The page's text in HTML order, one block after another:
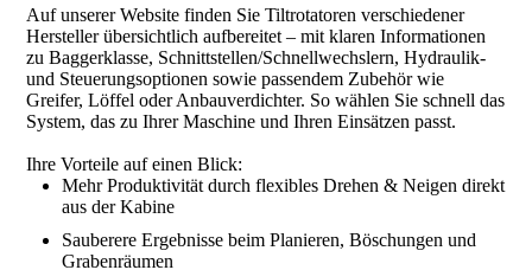
Auf unserer Website finden Sie Tiltrotatoren verschiedener
Hersteller übersichtlich aufbereitet – mit klaren Informationen
zu Baggerklasse, Schnittstellen/Schnellwechslern, Hydraulik-
und Steuerungsoptionen sowie passendem Zubehör wie
Greifer, Löffel oder Anbauverdichter. So wählen Sie schnell das
System, das zu Ihrer Maschine und Ihren Einsätzen passt.
Ihre Vorteile auf einen Blick:
Mehr Produktivität durch flexibles Drehen & Neigen direkt
aus der Kabine
Sauberere Ergebnisse beim Planieren, Böschungen und
Grabenräumen